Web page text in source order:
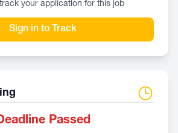
your application for this job
Sign in to Track
Passed